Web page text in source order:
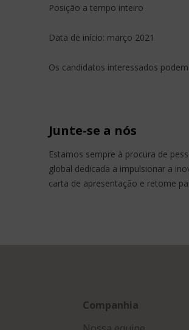
Posição a tempo inteiro
Data de início: março 2021
Os candidatos interessados
Junte-se a nós
Estamos sempre à procura de
global dedicada a impulsionar a
carta de apresentação e retome
Companhia